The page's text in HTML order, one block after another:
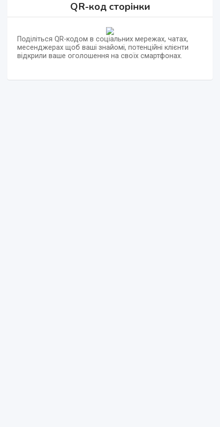
QR-код сторінки
Поділіться QR-кодом в соціальних мережах, чатах,
месенджерах щоб ваші знайомі, потенційні клієнти
відкрили ваше оголошення на своїх смартфонах.